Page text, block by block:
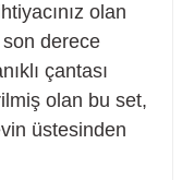
olan
derece
çantası
olan bu set,
üstesinden